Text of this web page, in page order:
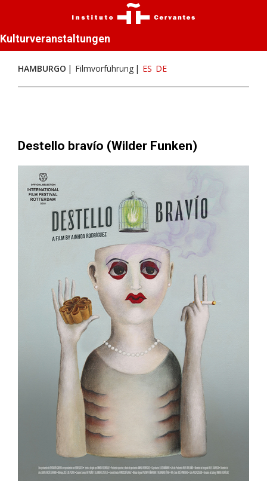
Kulturveranstaltungen
HAMBURGO Filmvorführung ES DE
Destello bravío (Wilder Funken)